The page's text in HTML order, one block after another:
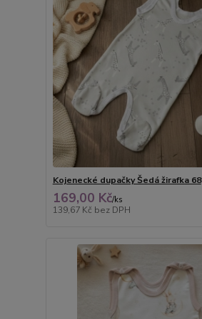
Kojenecké dupačky Šedá žirafka 68
169,00 Kč/ks
139,67 Kč bez DPH